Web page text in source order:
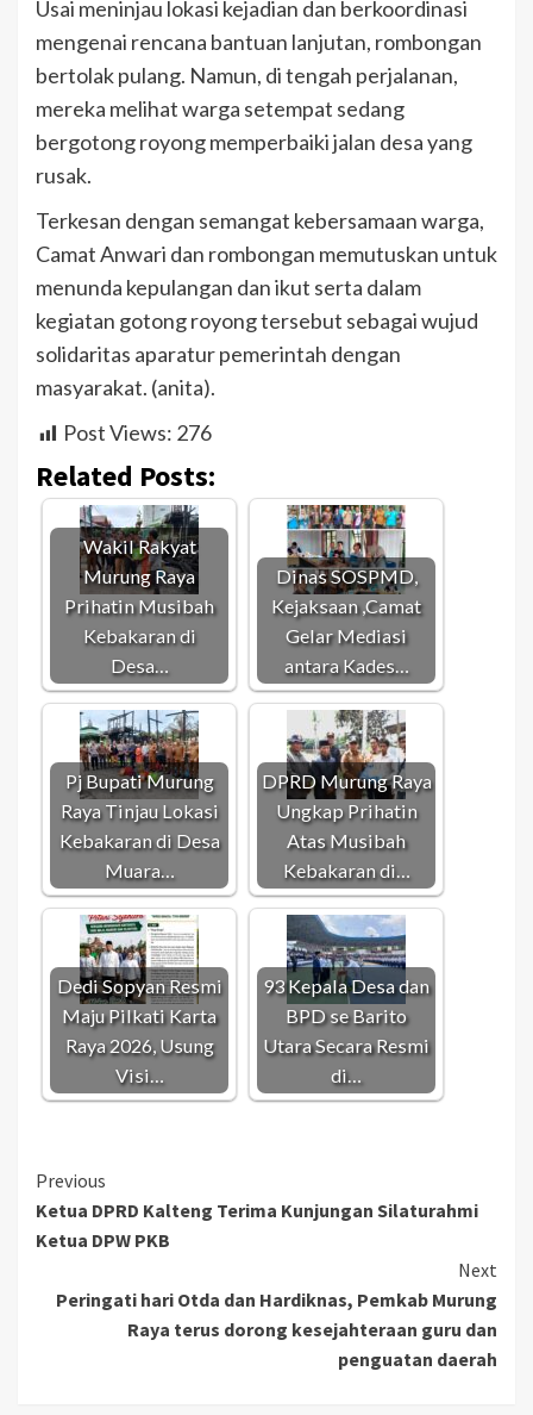
Usai meninjau lokasi kejadian dan berkoordinasi
mengenai rencana bantuan lanjutan, rombongan
bertolak pulang. Namun, di tengah perjalanan,
mereka melihat warga setempat sedang
bergotong royong memperbaiki jalan desa yang
rusak.
Terkesan dengan semangat kebersamaan warga,
Camat Anwari dan rombongan memutuskan untuk
menunda kepulangan dan ikut serta dalam
kegiatan gotong royong tersebut sebagai wujud
solidaritas aparatur pemerintah dengan
masyarakat. (anita).
Post Views: 276
Related Posts:
Wakil Rakyat
Murung Raya
Prihatin Musibah
Kebakaran di
Desa…
Dinas SOSPMD,
Kejaksaan ,Camat
Gelar Mediasi
antara Kades…
Pj Bupati Murung
Raya Tinjau Lokasi
Kebakaran di Desa
Muara…
DPRD Murung Raya
Ungkap Prihatin
Atas Musibah
Kebakaran di…
Dedi Sopyan Resmi
Maju Pilkati Karta
Raya 2026, Usung
Visi…
93 Kepala Desa dan
BPD se Barito
Utara Secara Resmi
di…
Continue
Reading
Previous
Ketua DPRD Kalteng Terima Kunjungan Silaturahmi
Ketua DPW PKB
Next
Peringati hari Otda dan Hardiknas, Pemkab Murung
Raya terus dorong kesejahteraan guru dan
penguatan daerah